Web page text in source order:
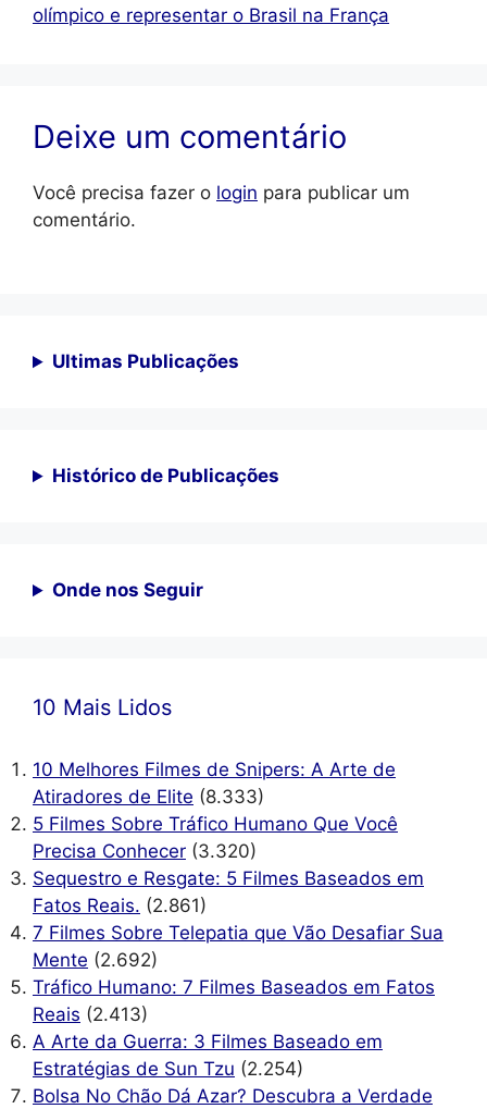
olímpico e representar o Brasil na França
Deixe um comentário
Você precisa fazer o login para publicar um
comentário.
Ultimas Publicações
Histórico de Publicações
Onde nos Seguir
10 Mais Lidos
10 Melhores Filmes de Snipers: A Arte de
Atiradores de Elite (8.333)
5 Filmes Sobre Tráfico Humano Que Você
Precisa Conhecer (3.320)
Sequestro e Resgate: 5 Filmes Baseados em
Fatos Reais. (2.861)
7 Filmes Sobre Telepatia que Vão Desafiar Sua
Mente (2.692)
Tráfico Humano: 7 Filmes Baseados em Fatos
Reais (2.413)
A Arte da Guerra: 3 Filmes Baseado em
Estratégias de Sun Tzu (2.254)
Bolsa No Chão Dá Azar? Descubra a Verdade